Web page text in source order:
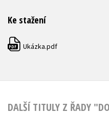
Ke stažení
PDF Ukázka.pdf
DALŠÍ TITULY Z ŘADY